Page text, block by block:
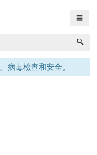
☰
病毒檢查和安全。